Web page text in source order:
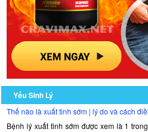
Yếu Sinh Lý
Thế nào là xuất tinh sớm | lý do và cách
Bệnh lý xuất tinh sớm được xem là 1